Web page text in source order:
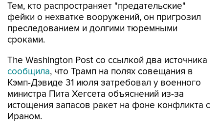
Тем, кто распространяет "предательские"
фейки о нехватке вооружений, он пригрозил
преследованием и долгими тюремными
сроками.
The Washington Post со ссылкой два источника
сообщила, что Трамп на полях совещания в
Кэмп-Дэвиде 31 июля затребовал у военного
министра Пита Хегсета объяснений из-за
истощения запасов ракет на фоне конфликта с
Ираном.